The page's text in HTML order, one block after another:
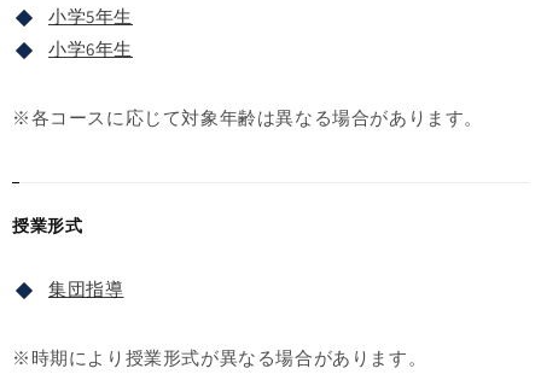
小学5年生
小学6年生
※各コースに応じて対象年齢は異なる場合があります。
授業形式
集団指導
※時期により授業形式が異なる場合があります。